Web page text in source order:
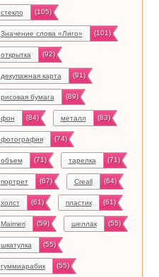
стекло (105)
Значение слова «Лиго» (101)
открытка (92)
декупажная карта (91)
рисовая бумага (89)
фон (84) металл (83)
фотография (74)
объем (71) тарелка (71)
портрет (67) Creall (64)
холст (61) пластик (61)
Maimeri (59) шеллак (55)
шкатулка (55)
гуммиарабик (55)